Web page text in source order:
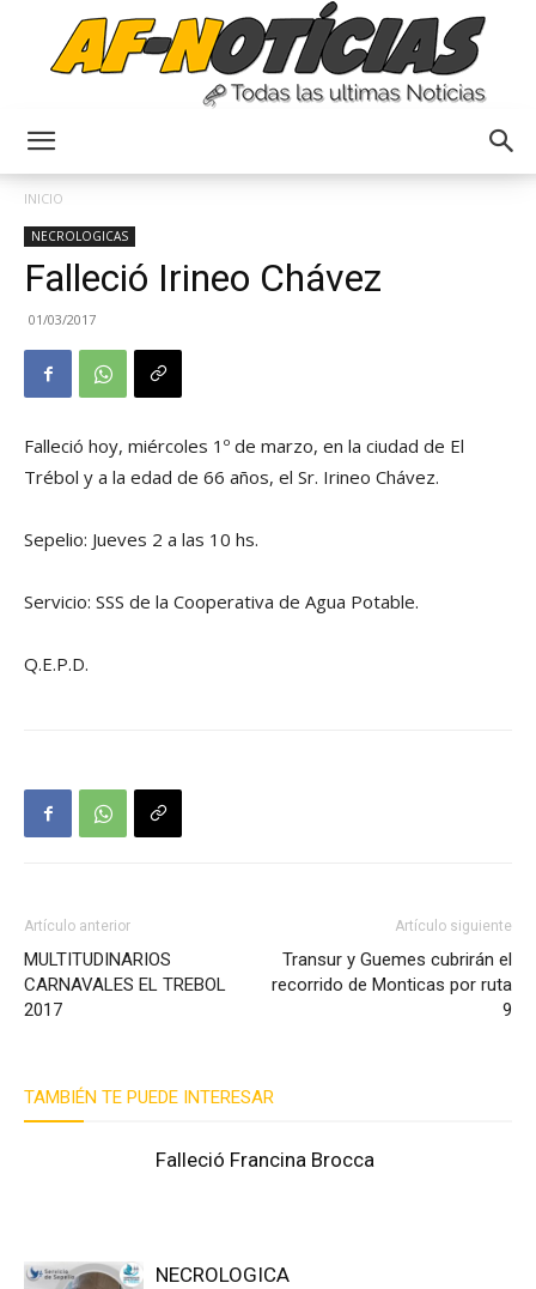
INICIO
NECROLOGICAS
Falleció Irineo Chávez
01/03/2017
Falleció hoy, miércoles 1º de marzo, en la ciudad de El
Trébol y a la edad de 66 años, el Sr. Irineo Chávez.
Sepelio: Jueves 2 a las 10 hs.
Servicio: SSS de la Cooperativa de Agua Potable.
Q.E.P.D.
Artículo anterior
MULTITUDINARIOS
CARNAVALES EL TREBOL
2017
Artículo siguiente
Transur y Guemes cubrirán el
recorrido de Monticas por ruta
9
TAMBIÉN TE PUEDE INTERESAR
Falleció Francina Brocca
NECROLOGICA